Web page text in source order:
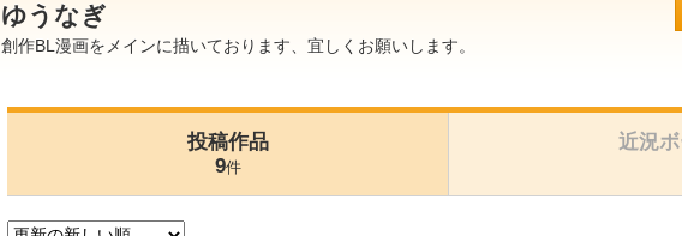
ゆうなぎ
創作BL漫画をメインに描いております、宜しくお願いします。
投稿作品
9件
近況